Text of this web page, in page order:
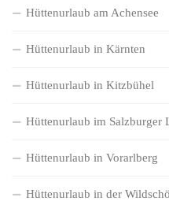
Hüttenurlaub am Achensee
Hüttenurlaub in Kärnten
Hüttenurlaub in Kitzbühel
Hüttenurlaub im Salzburger
Hüttenurlaub in Vorarlberg
Hüttenurlaub in der